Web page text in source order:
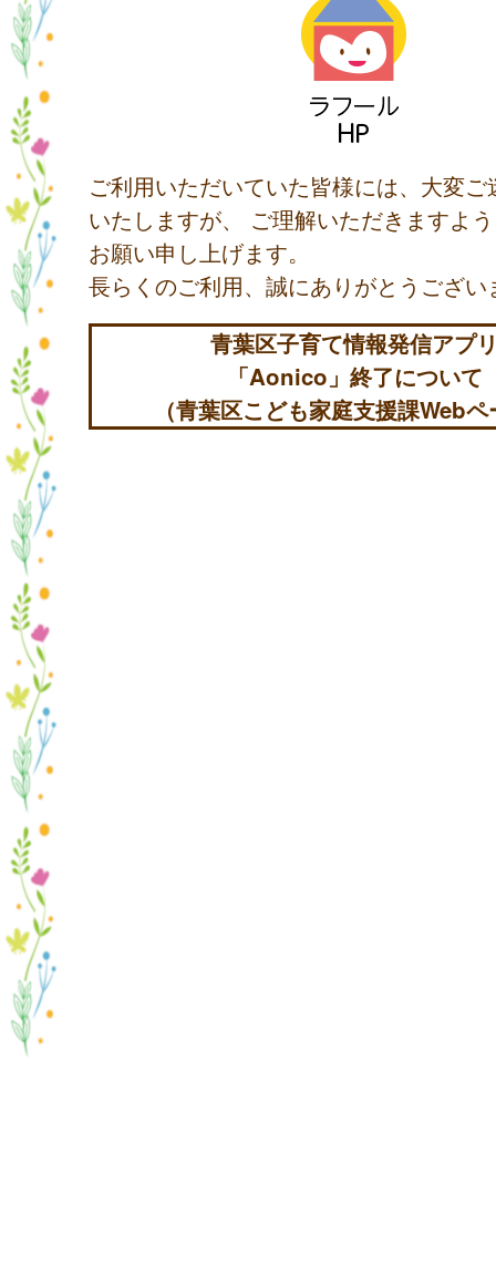
ご利用いただいていた皆様には、大変
いたしますが、 ご理解いただきますよ
お願い申し上げます。
長らくのご利用、誠にありがとうござい
青葉区子育て情報発信アプ
「Aonico」終了について
（青葉区こども家庭支援課Web